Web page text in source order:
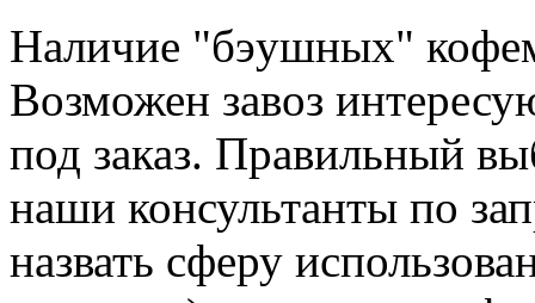
Наличие "бэушных"
Возможен завоз
под заказ. Правильный
наши консультанты по
назвать сферу